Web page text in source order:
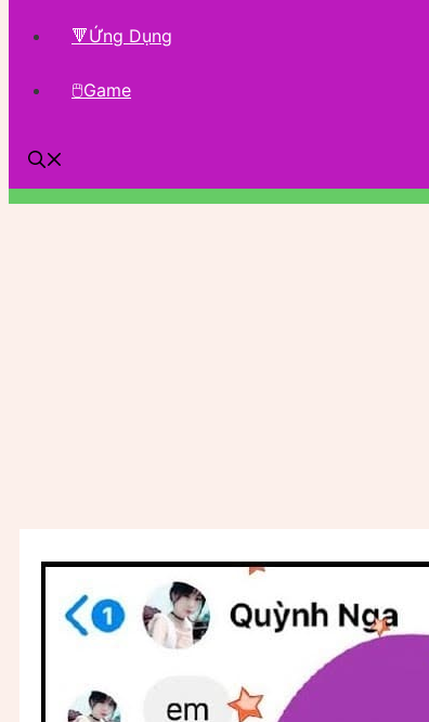
🔻Ứng Dụng
🖱Game